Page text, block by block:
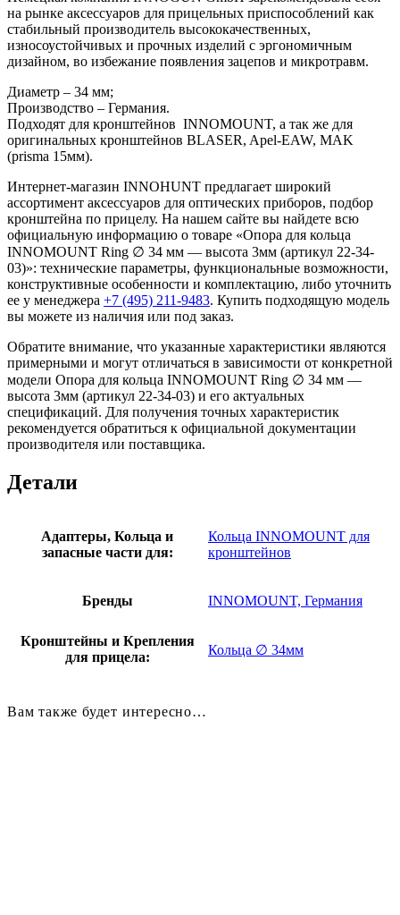
на рынке аксессуаров для прицельных приспособлений как
стабильный производитель высококачественных,
износоустойчивых и прочных изделий с эргономичным
дизайном, во избежание появления зацепов и микротравм.
Диаметр – 34 мм;
Производство – Германия.
Подходят для кронштейнов INNOMOUNT, а так же для
оригинальных кронштейнов BLASER, Apel-EAW, MAK
(prisma 15мм).
Интернет-магазин INNOHUNT предлагает широкий
ассортимент аксессуаров для оптических приборов, подбор
кронштейна по прицелу. На нашем сайте вы найдете всю
официальную информацию о товаре «Опора для кольца
INNOMOUNT Ring ∅ 34 мм — высота 3мм (артикул 22-34-
03)»: технические параметры, функциональные возможности,
конструктивные особенности и комплектацию, либо уточнить
ее у менеджера +7 (495) 211-9483. Купить подходящую модель
вы можете из наличия или под заказ.
Обратите внимание, что указанные характеристики являются
примерными и могут отличаться в зависимости от конкретной
модели Опора для кольца INNOMOUNT Ring ∅ 34 мм —
высота 3мм (артикул 22-34-03) и его актуальных
спецификаций. Для получения точных характеристик
рекомендуется обратиться к официальной документации
производителя или поставщика.
Детали
Адаптеры, Кольца и
запасные части для:
Кольца INNOMOUNT для
кронштейнов
Бренды INNOMOUNT, Германия
Кронштейны и Крепления
для прицела:
Кольца ∅ 34мм
Вам также будет интересно…